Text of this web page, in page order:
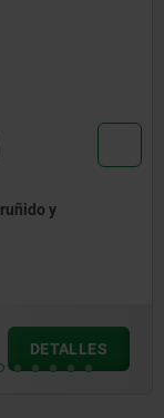
y sensor
DETALLES